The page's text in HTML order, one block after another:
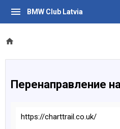
BMW Club Latvia
Перенаправление
https://charttrail.co.uk/